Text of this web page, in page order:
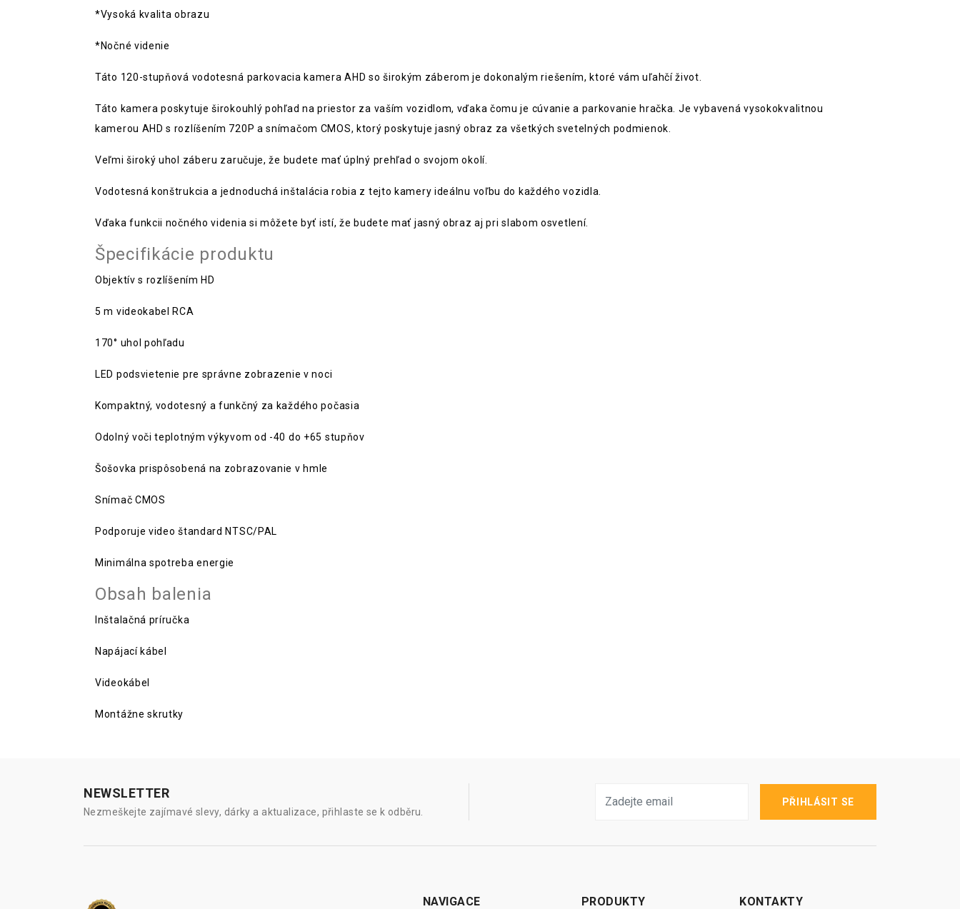
*Vysoká kvalita obrazu
*Nočné videnie
Táto 120-stupňová vodotesná parkovacia kamera AHD so širokým záberom je dokonalým riešením, ktoré vám uľahčí život.
Táto kamera poskytuje širokouhlý pohľad na priestor za vaším vozidlom, vďaka čomu je cúvanie a parkovanie hračka. Je vybavená vysokokvalitnou
kamerou AHD s rozlíšením 720P a snímačom CMOS, ktorý poskytuje jasný obraz za všetkých svetelných podmienok.
Veľmi široký uhol záberu zaručuje, že budete mať úplný prehľad o svojom okolí.
Vodotesná konštrukcia a jednoduchá inštalácia robia z tejto kamery ideálnu voľbu do každého vozidla.
Vďaka funkcii nočného videnia si môžete byť istí, že budete mať jasný obraz aj pri slabom osvetlení.
Špecifikácie produktu
Objektív s rozlíšením HD
5 m videokabel RCA
170° uhol pohľadu
LED podsvietenie pre správne zobrazenie v noci
Kompaktný, vodotesný a funkčný za každého počasia
Odolný voči teplotným výkyvom od -40 do +65 stupňov
Šošovka prispôsobená na zobrazovanie v hmle
Snímač CMOS
Podporuje video štandard NTSC/PAL
Minimálna spotreba energie
Obsah balenia
Inštalačná príručka
Napájací kábel
Videokábel
Montážne skrutky
NEWSLETTER
Nezmeškejte zajímavé slevy, dárky a aktualizace, přihlaste se k odběru.
PŘIHLÁSIT SE
NAVIGACE PRODUKTY KONTAKTY